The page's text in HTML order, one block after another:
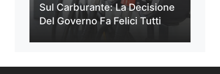
Sul Carburante: La Decisione
Del Governo Fa Felici Tutti